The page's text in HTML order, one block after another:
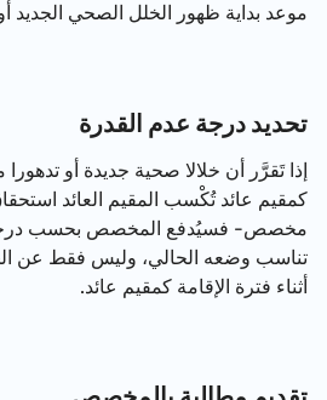
موعد بداية ظهور الخلل الصحي الجديد أو
تحديد درجة عدم القدرة
إذا تَقرَّر أن خلالا صحية جديدة أو تدهورا
كمقيم عائد تُكْسب المقيم العائد استحقاق
مخصص- فسيُدفع المخصص بحسب درجة
تناسب وضعه الحالي، وليس فقط عن
أثناء فترة الإقامة كمقيم عائد.